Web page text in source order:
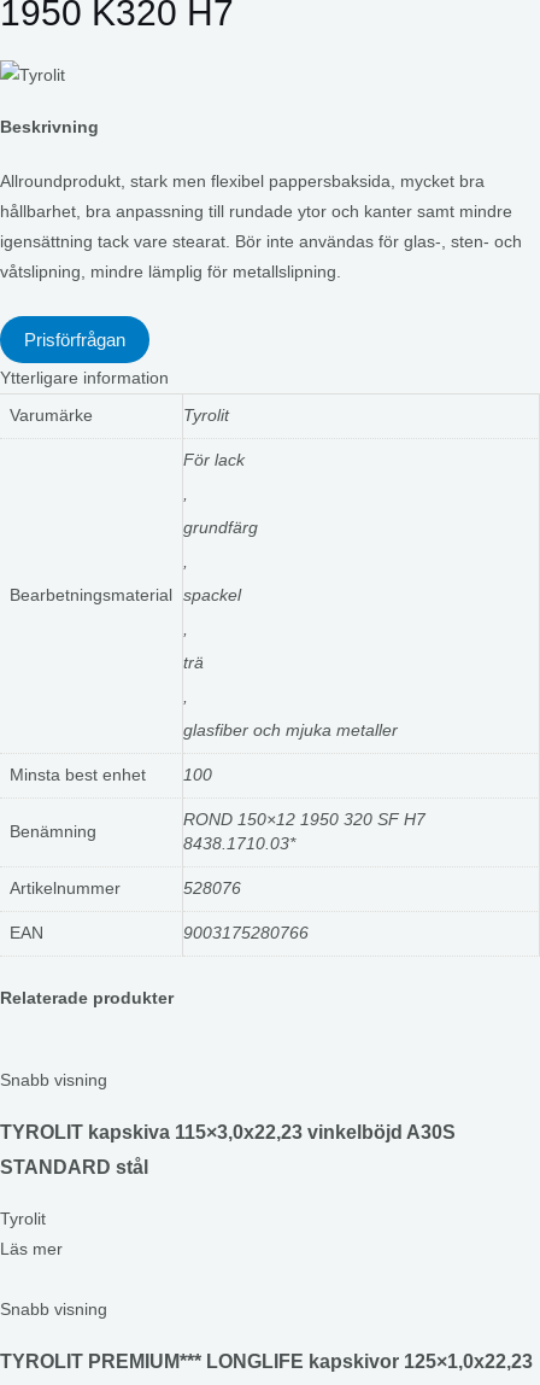
1950 K320 H7
Beskrivning
Allroundprodukt, stark men flexibel pappersbaksida, mycket bra
hållbarhet, bra anpassning till rundade ytor och kanter samt mindre
igensättning tack vare stearat. Bör inte användas för glas-, sten- och
våtslipning, mindre lämplig för metallslipning.
Prisförfrågan
Ytterligare information
Varumärke Tyrolit
Bearbetningsmaterial
För lack
,
grundfärg
,
spackel
,
trä
,
glasfiber och mjuka metaller
Minsta best enhet 100
Benämning
ROND 150×12 1950 320 SF H7
8438.1710.03*
Artikelnummer 528076
EAN 9003175280766
Relaterade produkter
Snabb visning
TYROLIT kapskiva 115×3,0x22,23 vinkelböjd A30S
STANDARD stål
Tyrolit
Läs mer
Snabb visning
TYROLIT PREMIUM*** LONGLIFE kapskivor 125×1,0x22,23